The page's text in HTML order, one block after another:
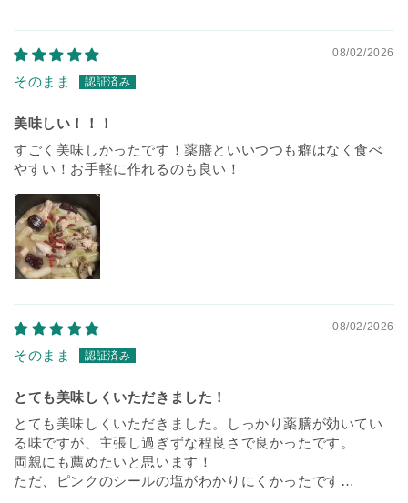
08/02/2026
そのまま
美味しい！！！
すごく美味しかったです！薬膳といいつつも癖はなく食べ
やすい！お手軽に作れるのも良い！
08/02/2026
そのまま
とても美味しくいただきました！
とても美味しくいただきました。しっかり薬膳が効いてい
る味ですが、主張し過ぎずな程良さで良かったです。
両親にも薦めたいと思います！
ただ、ピンクのシールの塩がわかりにくかったです…